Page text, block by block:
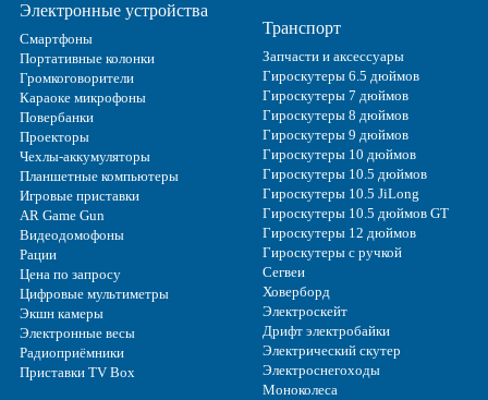
Электронные устройства
Смартфоны
Портативные колонки
Громкоговорители
Караоке микрофоны
Повербанки
Проекторы
Чехлы-аккумуляторы
Планшетные компьютеры
Игровые приставки
AR Game Gun
Видеодомофоны
Рации
Цена по запросу
Цифровые мультиметры
Экшн камеры
Электронные весы
Радиоприёмники
Приставки TV Box
Транспорт
Запчасти и аксессуары
Гироскутеры 6.5 дюймов
Гироскутеры 7 дюймов
Гироскутеры 8 дюймов
Гироскутеры 9 дюймов
Гироскутеры 10 дюймов
Гироскутеры 10.5 дюймов
Гироскутеры 10.5 JiLong
Гироскутеры 10.5 дюймов GT
Гироскутеры 12 дюймов
Гироскутеры с ручкой
Сегвеи
Ховерборд
Электроскейт
Дрифт электробайки
Электрический скутер
Электроснегоходы
Моноколеса